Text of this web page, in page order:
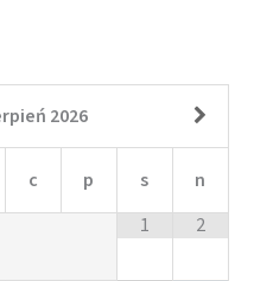
2026
c p s
n
1
2